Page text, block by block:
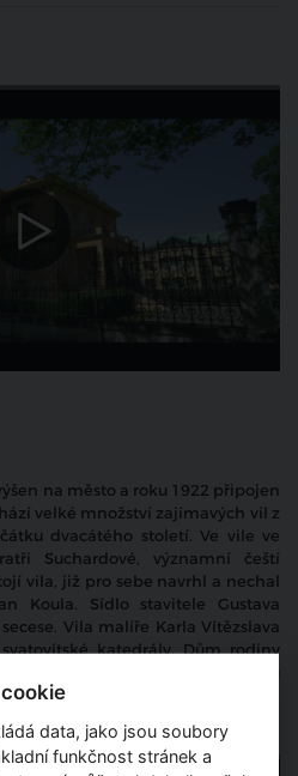
na město a roku 1922 připojen
velké množství zajímavých vil z
dvacátého století. Ve vile ve
Suchardové, významní čeští
vila, již pro sebe navrhl a nechal
Koula. Sídlo stavitele Gustava
Vila malíře Karla Vítězslava
katedrály. Dům rodiny
Dušan Jurkovič pro doktora
data, jako jsou soubory
funkčnost stránek a